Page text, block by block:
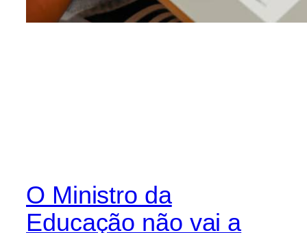
O Ministro da
Educação não vai a